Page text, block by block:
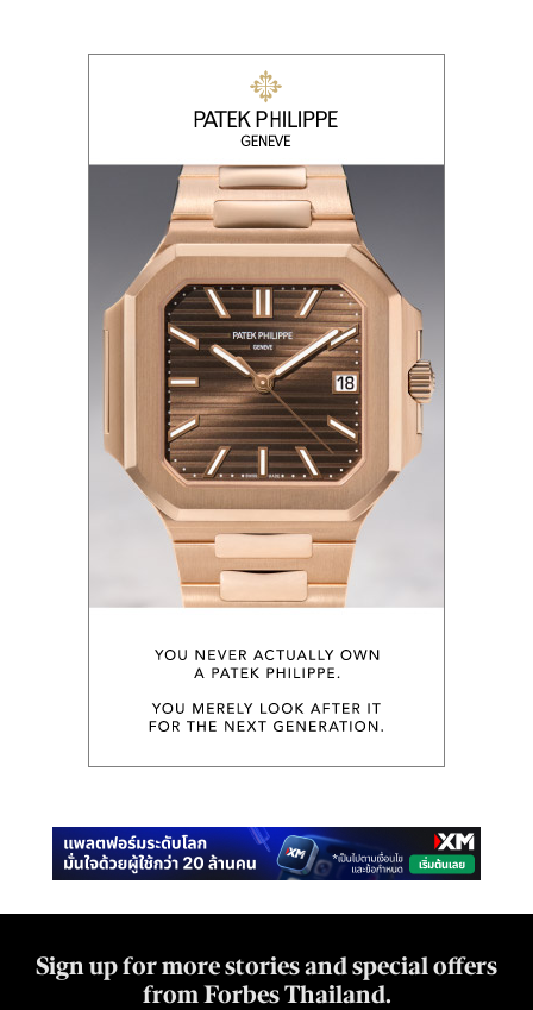
Sign up for more stories and special offers
from Forbes Thailand.